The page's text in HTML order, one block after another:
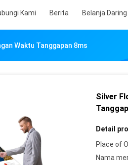
Kami Berita Belanja Daring
Waktu Tanggapan 8ms
Silver
Detail
Place of
Nama